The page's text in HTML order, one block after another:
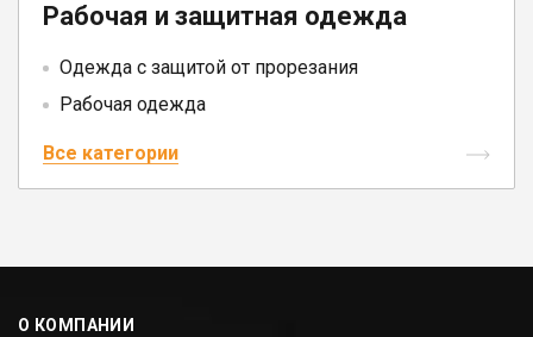
Рабочая и защитная одежда
Одежда с защитой от прорезания
Рабочая одежда
Все категории
О КОМПАНИИ